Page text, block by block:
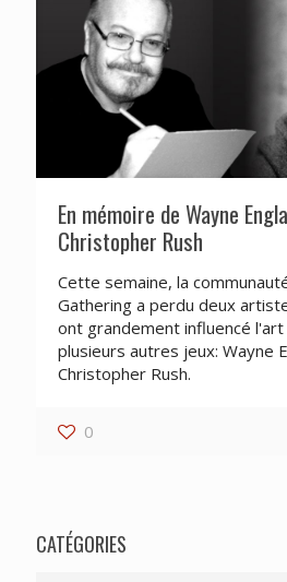
En mémoire de Wayne
Christopher Rush
Cette semaine, la
Gathering a perdu deux
ont grandement influencé
plusieurs autres jeux: Wayne
Christopher Rush.
0
CATÉGORIES